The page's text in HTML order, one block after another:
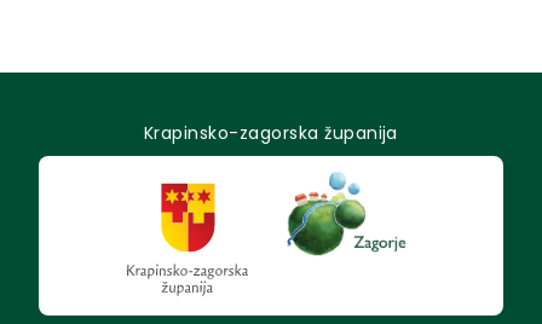
Krapinsko-zagorska županija